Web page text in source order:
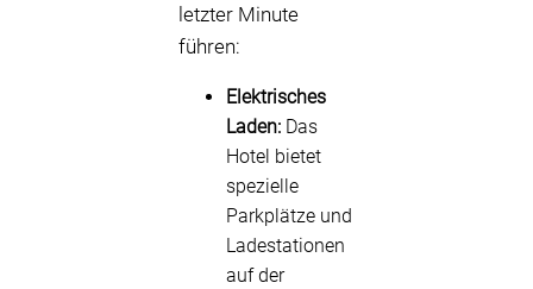
letzter Minute
führen:
Elektrisches
Laden: Das
Hotel bietet
spezielle
Parkplätze und
Ladestationen
auf der